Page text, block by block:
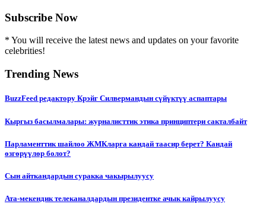
Subscribe Now
* You will receive the latest news and updates on your favorite
celebrities!
Trending News
BuzzFeed редактору Крэйг Силвермандын сүйүктүү аспаптары
Кыргыз басылмалары: журналисттик этика принциптери сакталбайт
Парламенттик шайлоо ЖМКларга кандай таасир берет? Кандай
өзгөрүүлөр болот?
Сын айткандардын суракка чакырылуусу
Ата-мекендик телеканалдардын президентке ачык кайрылуусу